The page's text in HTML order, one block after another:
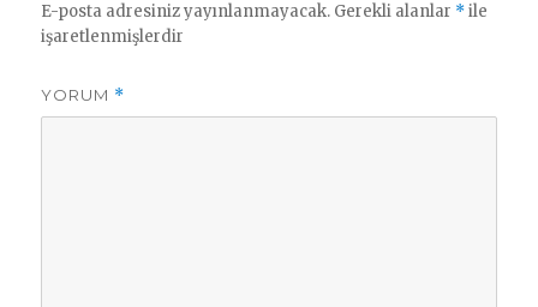
E-posta adresiniz yayınlanmayacak. Gerekli alanlar *ile
işaretlenmişlerdir
YORUM *